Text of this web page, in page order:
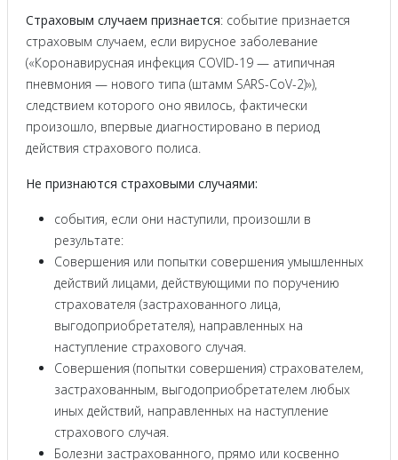
Страховым случаем признается: событие признается
страховым случаем, если вирусное заболевание
(«Коронавирусная инфекция COVID-19 — атипичная
пневмония — нового типа (штамм SARS-CoV-2)»),
следствием которого оно явилось, фактически
произошло, впервые диагностировано в период
действия страхового полиса.
Не признаются страховыми случаями:
события, если они наступили, произошли в
результате:
Совершения или попытки совершения умышленных
действий лицами, действующими по поручению
страхователя (застрахованного лица,
выгодоприобретателя), направленных на
наступление страхового случая.
Совершения (попытки совершения) страхователем,
застрахованным, выгодоприобретателем любых
иных действий, направленных на наступление
страхового случая.
Болезни застрахованного, прямо или косвенно